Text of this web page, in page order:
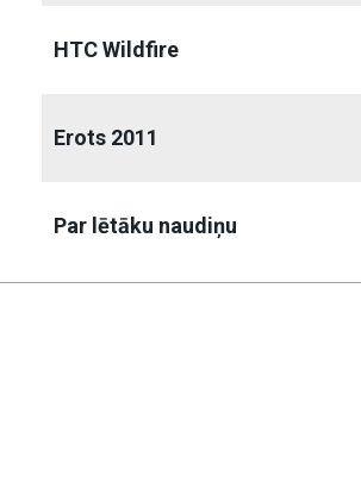
HTC Wildfire
Erots 2011
Par lētāku naudiņu